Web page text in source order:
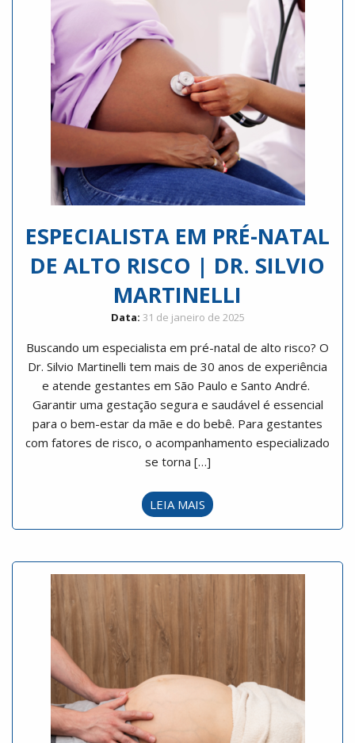
ESPECIALISTA EM PRÉ-NATAL
DE ALTO RISCO | DR. SILVIO
MARTINELLI
Data: 31 de janeiro de 2025
Buscando um especialista em pré-natal de alto risco? O
Dr. Silvio Martinelli tem mais de 30 anos de experiência
e atende gestantes em São Paulo e Santo André.
Garantir uma gestação segura e saudável é essencial
para o bem-estar da mãe e do bebê. Para gestantes
com fatores de risco, o acompanhamento especializado
se torna […]
LEIA MAIS